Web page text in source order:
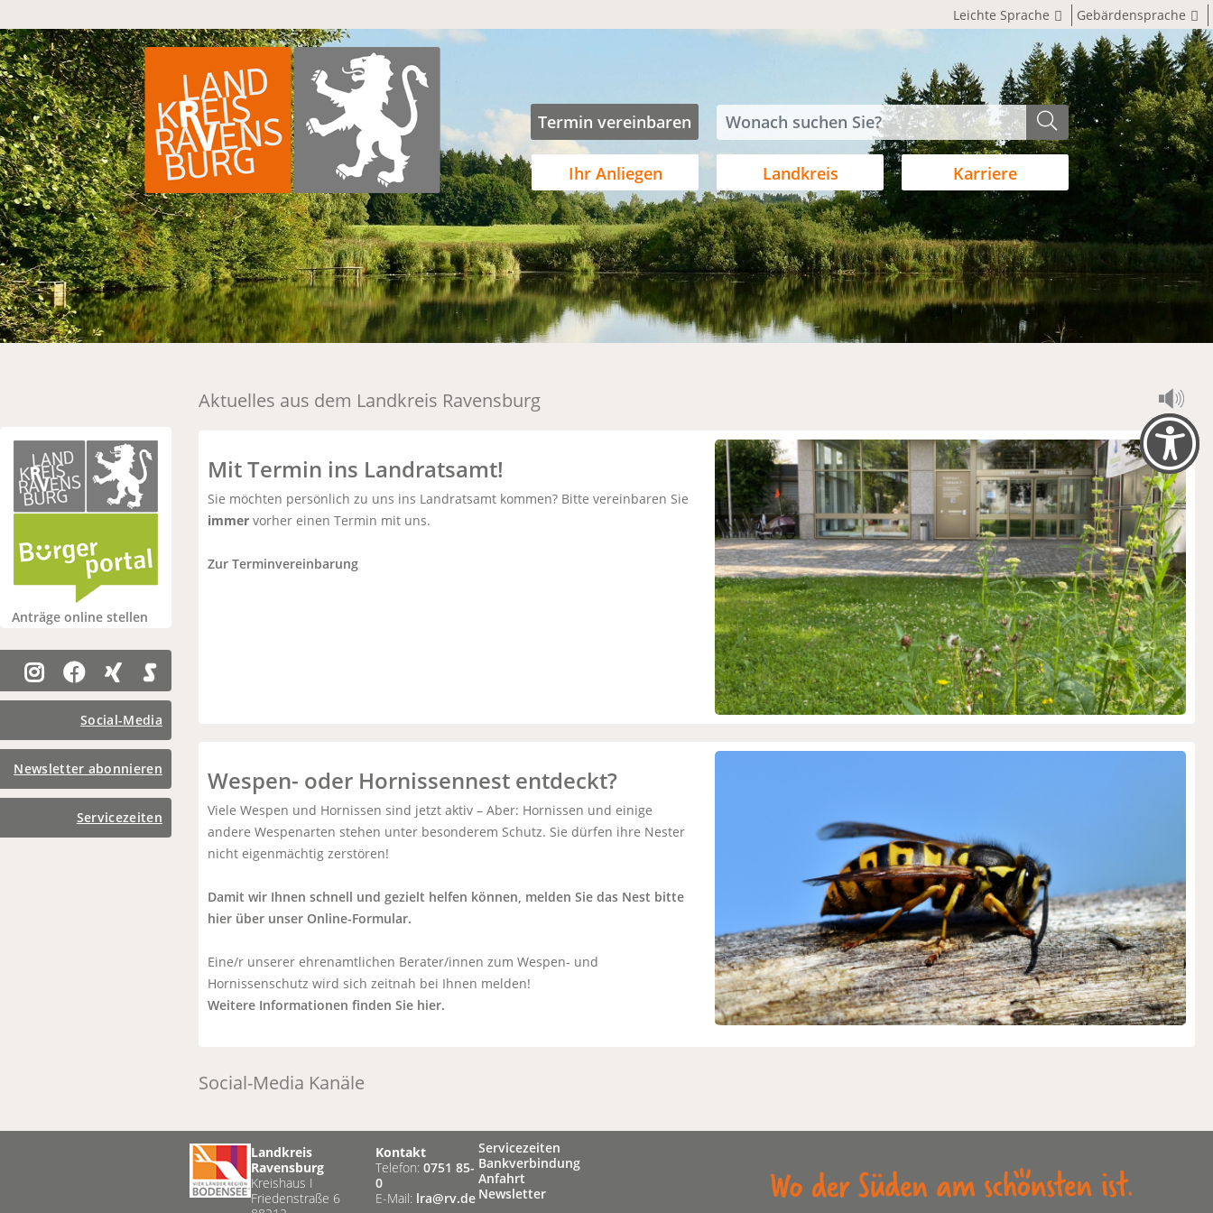
Leichte Sprache Gebärdensprache
Termin vereinbaren
Ihr Anliegen Landkreis Karriere
Anträge online stellen
Social-Media
Newsletter abonnieren
Servicezeiten
Aktuelles aus dem Landkreis Ravensburg
Mit Termin ins Landratsamt!
Sie möchten persönlich zu uns ins Landratsamt kommen? Bitte vereinbaren Sie
immer vorher einen Termin mit uns.
Zur Terminvereinbarung
Wespen- oder Hornissennest entdeckt?
Viele Wespen und Hornissen sind jetzt aktiv – Aber: Hornissen und einige
andere Wespenarten stehen unter besonderem Schutz. Sie dürfen ihre Nester
nicht eigenmächtig zerstören!
Damit wir Ihnen schnell und gezielt helfen können, melden Sie das Nest bitte
hier über unser Online-Formular.
Eine/r unserer ehrenamtlichen Berater/innen zum Wespen- und
Hornissenschutz wird sich zeitnah bei Ihnen melden!
Weitere Informationen finden Sie hier.
Social-Media Kanäle
Landkreis
Ravensburg
Kreishaus I
Friedenstraße 6
Kontakt
Telefon:0751 85-
0
E-Mail: lra@rv.de
Servicezeiten
Bankverbindung
Anfahrt
Newsletter